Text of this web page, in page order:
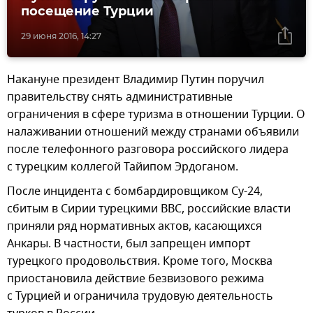
29 июня 2016, 14:27
посещение Турции
Накануне президент Владимир Путин поручил
правительству снять административные
ограничения в сфере туризма в отношении Турции. О
налаживании отношений между странами объявили
после телефонного разговора российского лидера
с турецким коллегой Тайипом Эрдоганом.
После инцидента с бомбардировщиком Су-24,
сбитым в Сирии турецкими ВВС, российские власти
приняли ряд нормативных актов, касающихся
Анкары. В частности, был запрещен импорт
турецкого продовольствия. Кроме того, Москва
приостановила действие безвизового режима
с Турцией и ограничила трудовую деятельность